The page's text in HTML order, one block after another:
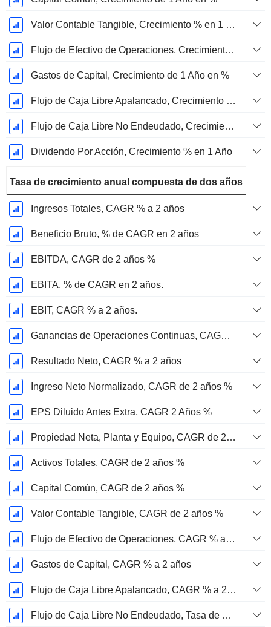
Valor Contable Tangible, Crecimiento % en 1 año
Flujo de Efectivo de Operaciones, Crecimiento de 1 Año en %
Gastos de Capital, Crecimiento de 1 Año en %
Flujo de Caja Libre Apalancado, Crecimiento de 1 Año %
Flujo de Caja Libre No Endeudado, Crecimiento de 1 Año %
Dividendo Por Acción, Crecimiento % en 1 Año
Tasa de crecimiento anual compuesta de dos años
Ingresos Totales, CAGR % a 2 años
Beneficio Bruto, % de CAGR en 2 años
EBITDA, CAGR de 2 años %
EBITA, % de CAGR en 2 años.
EBIT, CAGR % a 2 años.
Ganancias de Operaciones Continuas, CAGR % en 2 años
Resultado Neto, CAGR % a 2 años
Ingreso Neto Normalizado, CAGR de 2 años %
EPS Diluido Antes Extra, CAGR 2 Años %
Propiedad Neta, Planta y Equipo, CAGR de 2 años %
Activos Totales, CAGR de 2 años %
Capital Común, CAGR de 2 años %
Valor Contable Tangible, CAGR de 2 años %
Flujo de Efectivo de Operaciones, CAGR % a 2 años
Gastos de Capital, CAGR % a 2 años
Flujo de Caja Libre Apalancado, CAGR % a 2 años
Flujo de Caja Libre No Endeudado, Tasa de Crecimiento Anual Compuesta de 2 Años %